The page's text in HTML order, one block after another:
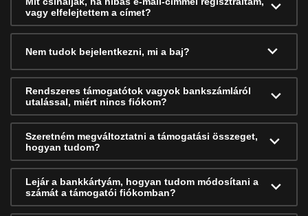
vagy elfelejtettem a címet?
Nem tudok bejelentkezni, mi a baj?
Rendszeres támogatótok vagyok bankszámláról
utalással, miért nincs fiókom?
Szeretném megváltoztatni a támogatási összeget,
hogyan tudom?
Lejár a bankkártyám, hogyan tudom módosítani a
számát a támogatói fiókomban?